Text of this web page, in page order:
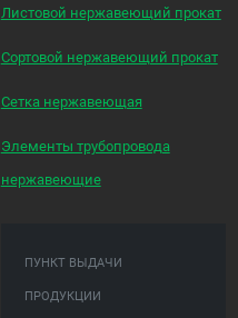
Листовой нержавеющий прокат
Сортовой нержавеющий прокат
Сетка нержавеющая
Элементы трубопровода
нержавеющие
ПУНКТ ВЫДАЧИ
ПРОДУКЦИИ